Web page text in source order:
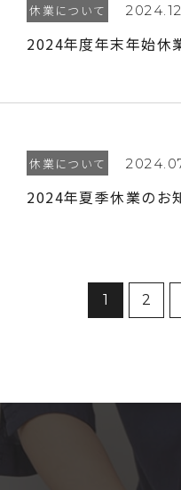
休業について
2024年度年末年始休
休業について
2024年夏季休業のお
1 2